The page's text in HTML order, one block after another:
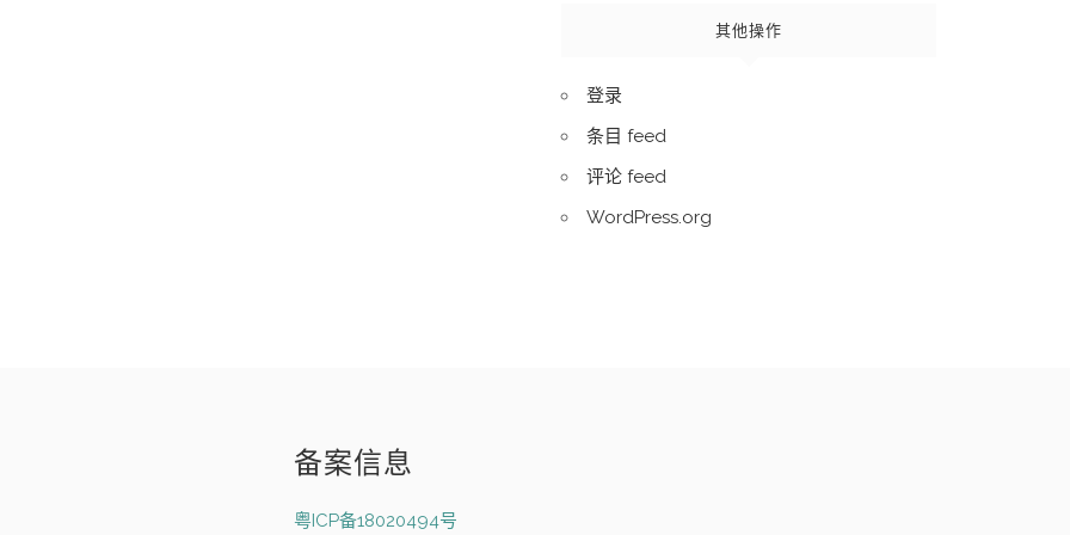
其他操作
登录
条目 feed
评论 feed
WordPress.org
备案信息
粤ICP备18020494号